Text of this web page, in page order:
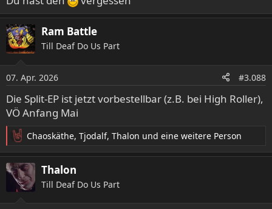
Ram Battle
Till Deaf Do Us Part
07. Apr. 2026 #3.088
Die Split-EP ist jetzt vorbestellbar (z.B. bei High Roller),
VÖ Anfang Mai
R
e
a
k
Chaoskäthe, Tjodalf, Thalon und eine weitere Person
Thalon
Till Deaf Do Us Part